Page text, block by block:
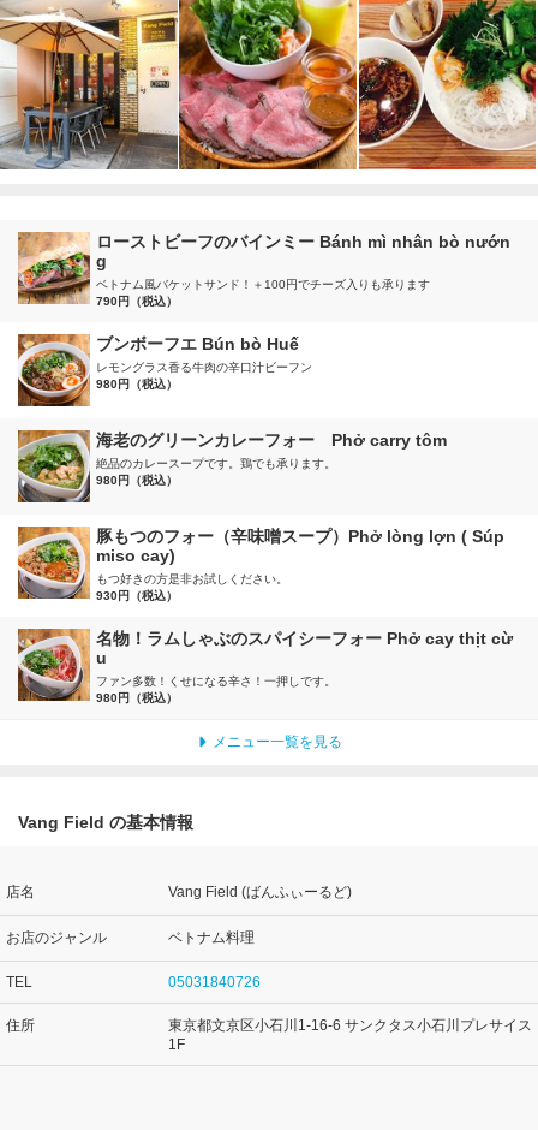
ローストビーフのバインミー Bánh mì nhân bò nướn
g
ベトナム風バケットサンド！＋100円でチーズ入りも承ります
790円（税込）
ブンボーフエ Bún bò Huế
レモングラス香る牛肉の辛口汁ビーフン
980円（税込）
海老のグリーンカレーフォー Phở carry tôm
絶品のカレースープです。鶏でも承ります。
980円（税込）
豚もつのフォー（辛味噌スープ）Phở lòng lợn ( Súp
miso cay)
もつ好きの方是非お試しください。
930円（税込）
名物！ラムしゃぶのスパイシーフォー Phở cay thịt cừ
u
ファン多数！くせになる辛さ！一押しです。
980円（税込）
メニュー一覧を見る
Vang Field の基本情報
店名 Vang Field (ばんふぃーるど)
お店のジャンル ベトナム料理
TEL 05031840726
住所
東京都文京区小石川1-16-6 サンクタス小石川プレサイス
1F